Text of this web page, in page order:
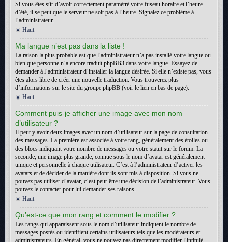
Si vous êtes sûr d’avoir correctement paramétré votre fuseau horaire et l’heure
d’été, il se peut que le serveur ne soit pas à l’heure. Signalez ce problème à
l’administrateur.
Haut
Ma langue n’est pas dans la liste !
La raison la plus probable est que l’administrateur n’a pas installé votre langue ou
bien que personne n’a encore traduit phpBB3 dans votre langue. Essayez de
demander à l’administrateur d’installer la langue désirée. Si elle n’existe pas, vous
êtes alors libre de créer une nouvelle traduction. Vous trouverez plus
d’informations sur le site du groupe phpBB (voir le lien en bas de page).
Haut
Comment puis-je afficher une image avec mon nom
d’utilisateur ?
Il peut y avoir deux images avec un nom d’utilisateur sur la page de consultation
des messages. La première est associée à votre rang, généralement des étoiles ou
des blocs indiquant votre nombre de messages ou votre statut sur le forum. La
seconde, une image plus grande, connue sous le nom d’avatar est généralement
unique et personnelle à chaque utilisateur. C’est à l’administrateur d’activer les
avatars et de décider de la manière dont ils sont mis à disposition. Si vous ne
pouvez pas utiliser d’avatar, c’est peut-être une décision de l’administrateur. Vous
pouvez le contacter pour lui demander ses raisons.
Haut
Qu’est-ce que mon rang et comment le modifier ?
Les rangs qui apparaissent sous le nom d’utilisateur indiquent le nombre de
messages postés ou identifient certains utilisateurs tels que les modérateurs et
administrateurs. En général, vous ne pouvez pas directement modifier l’intitulé